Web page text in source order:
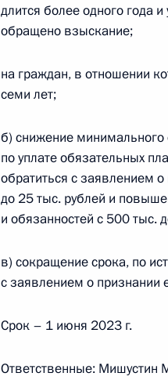
Второе заседание
Госсовета о развитии
24 октября 2022 года, 17:00
Ратифицировано
навигационных пломб
20 октября 2022 года, 13:55
Ратифицировано
обеспечения
компенсационных
транзита
длится более одного года
обращено взыскание;
на граждан, в отношении
семи лет;
б) снижение
по уплате обязательных
обратиться с заявлением
до 25 тыс. рублей и
и обязанностей с 500 тыс.
в) сокращение срока, по
с заявлением о признании
Срок – 1 июня 2023 г.
Ответственные: Мишустин